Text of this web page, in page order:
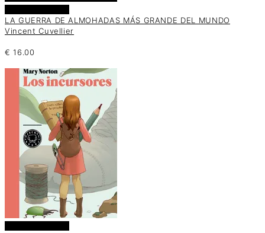
LA GUERRA DE ALMOHADAS MÁS GRANDE DEL MUNDO
Vincent Cuvellier
€ 16.00